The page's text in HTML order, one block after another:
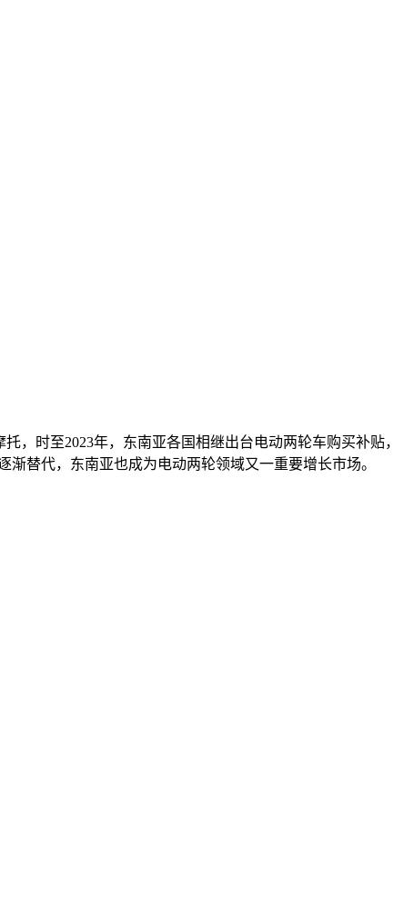
托，时至2023年，东南亚各国相继出台电动两轮车购买补贴，
替代，东南亚也成为电动两轮领域又一重要增长市场。